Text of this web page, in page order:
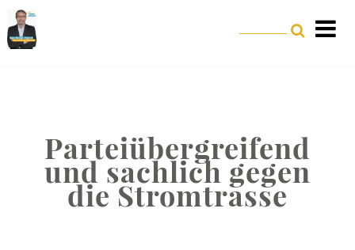
Parteiübergreifend
und sachlich gegen
die Stromtrasse